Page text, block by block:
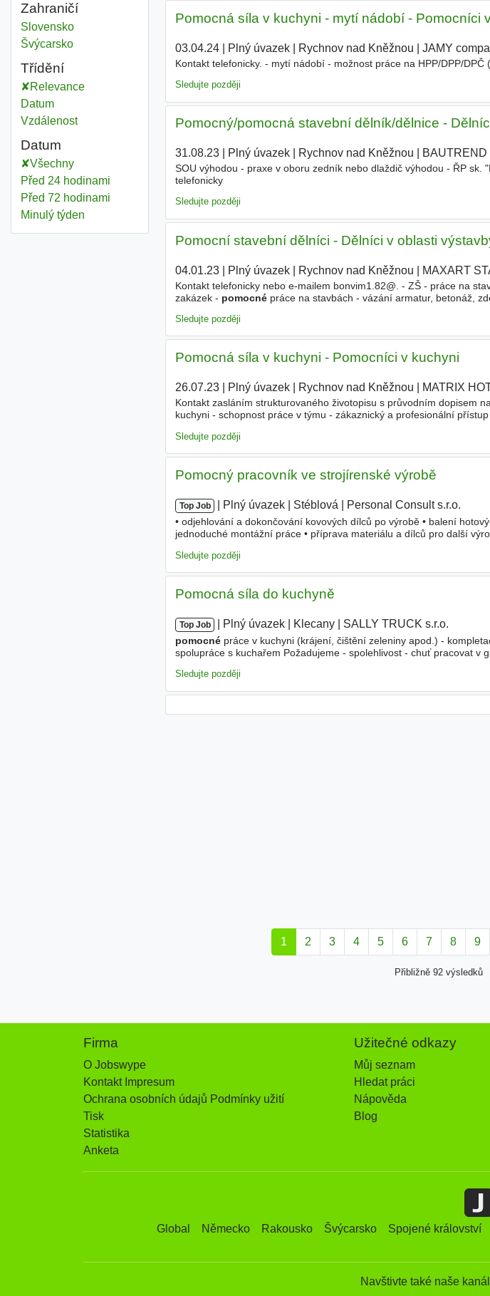
Zahraničí
Pomocní
Slovensko
Pomocní
Švýcarsko
Třídění
Relevance
Datum
Vzdálenost
Datum
Všechny
Před 24 hodinami
Před 72 hodinami
Minulý týden
Pomocná síla v kuchyni - mytí nádobí - Pomocníci
03.04.24| Plný úvazek| Rychnov nad Kněžnou JAMY
Kontakt telefonicky. - mytí nádobí - možnost práce na HPP/DPP/DPČ
Sledujte později
Pomocný/pomocná stavební dělník/dělnice -
31.08.23| Plný úvazek| Rychnov nad Kněžnou BAUTREND
SOU výhodou - praxe v oboru zedník nebo dlaždič výhodou - ŘP sk.
telefonicky
Sledujte později
Pomocní stavební dělníci - Dělníci v oblasti
04.01.23| Plný úvazek| Rychnov nad Kněžnou MAXART
Kontakt telefonicky nebo e-mailem bonvim1.82@. - ZŠ - práce na
zakázek - pomocnépráce na stavbách - vázání armatur, betonáž,
Sledujte později
Pomocná síla v kuchyni - Pomocníci v kuchyni
26.07.23| Plný úvazek| Rychnov nad Kněžnou MATRIX
Kontakt zasláním strukturovaného životopisu s průvodním dopisem
kuchyni - schopnost práce v týmu - zákaznický a profesionální
Sledujte později
Pomocný pracovník ve strojírenské výrobě
Top Job Plný úvazek Stéblová Personal Consult s.r.o.
• odjehlování a dokončování kovových dílců po výrobě • balení
jednoduché montážní práce • příprava materiálu a dílců pro další
Sledujte později
Pomocná síla do kuchyně
Top Job Plný úvazek Klecany SALLY TRUCK s.r.o.
pomocnépráce v kuchyni (krájení, čištění zeleniny apod.) -
spolupráce s kuchařem Požadujeme - spolehlivost - chuť pracovat v
Sledujte později
1 2 3 4 5 6 7 8 9
Přibližně 92 výsledků
Firma
O Jobswype
Kontakt Impresum
Ochrana osobních údajů Podmínky užití
Tisk
Statistika
Anketa
Užitečné odkazy
Můj seznam
Hledat práci
Nápověda
Blog
Global Německo Rakousko Švýcarsko Spojené království
Navštivte také naše